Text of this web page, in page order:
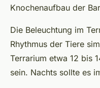
Knochenaufbau der
Die Beleuchtung im
Rhythmus der Tiere
Terrarium etwa 12 bis
sein. Nachts sollte es